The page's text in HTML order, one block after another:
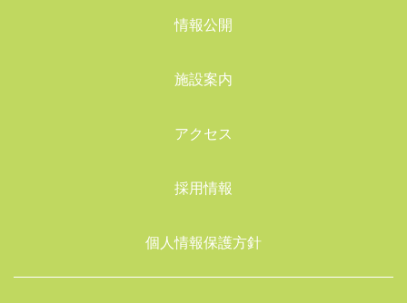
情報公開
施設案内
アクセス
採用情報
個人情報保護方針